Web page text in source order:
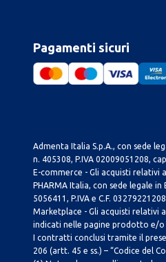
Pagamenti sicuri
Admenta Italia S.p.A., con sede
n. 405308, P.IVA 02009051208,
E-commerce - Gli acquisti relativi
PHARMA Italia, con sede legale
5056411, P.IVA e C.F.
Marketplace - Gli acquisti relativi
indicati nelle pagine prodotto e/o
I contratti conclusi tramite il
206 (artt. 45 e ss.) – “Codice del